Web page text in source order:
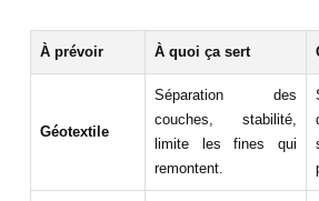
À prévoir À quoi ça sert
Géotextile
Séparation des
couches, stabilité,
limite les fines qui
remontent.